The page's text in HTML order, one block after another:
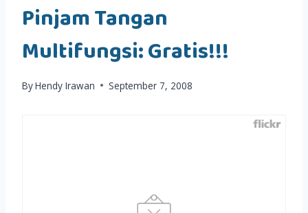
Pinjam Tangan
Multifungsi: Gratis!!!
ByHendy Irawan September 7, 2008